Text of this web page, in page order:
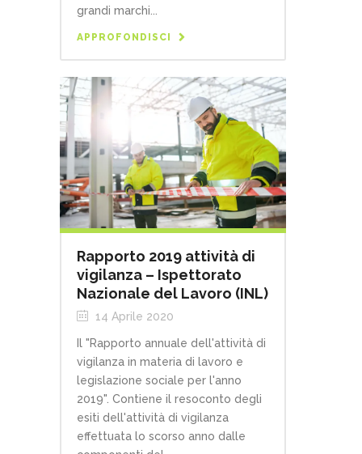
grandi marchi...
APPROFONDISCI
Rapporto 2019 attività di
vigilanza – Ispettorato
Nazionale del Lavoro (INL)
14 Aprile 2020
Il "Rapporto annuale dell'attività di
vigilanza in materia di lavoro e
legislazione sociale per l'anno
2019". Contiene il resoconto degli
esiti dell'attività di vigilanza
effettuata lo scorso anno dalle